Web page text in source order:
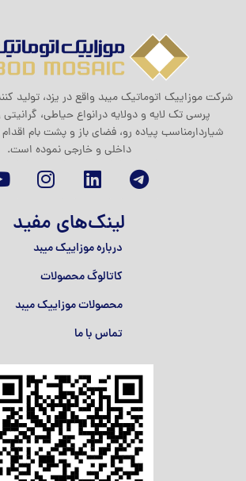
شرکت موزاييک اتوماتيک ميبد واقع در یزد، تولید
پرسی تک لایه و دولایه درانواع حیاطی،
شیاردارمناسب پیاده رو، فضای باز و پشت بام اقدام
داخلی و خارجی نموده است.
لینک‌های مفید
درباره موزاییک میبد
کاتالوگ محصولات
محصولات موزاییک میبد
تماس با ما